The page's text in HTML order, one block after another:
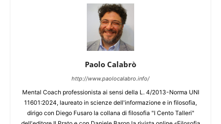
Paolo Calabrò
http://www.paolocalabro.info/
Mental Coach professionista ai sensi della L. 4/2013-Norma UNI
11601:2024, laureato in scienze dell'informazione e in filosofia,
dirigo con Diego Fusaro la collana di filosofia "I Cento Talleri"